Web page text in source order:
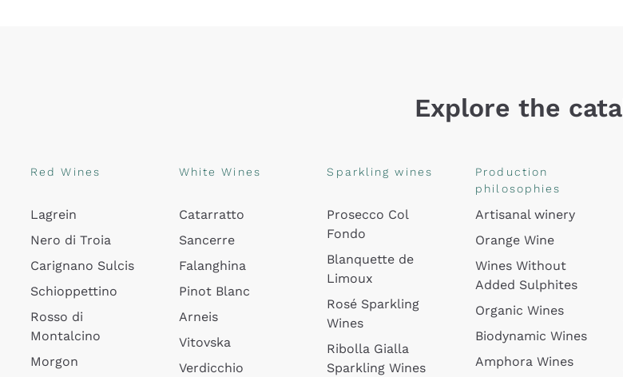
Explore the
Red Wines
Lagrein
Nero di Troia
Carignano Sulcis
Schioppettino
Rosso di
Montalcino
Morgon
White Wines
Catarratto
Sancerre
Falanghina
Pinot Blanc
Arneis
Vitovska
Verdicchio
Sparkling wines
Prosecco Col
Fondo
Blanquette de
Limoux
Rosé Sparkling
Wines
Ribolla Gialla
Sparkling Wines
Production
philosophies
Artisanal winery
Orange Wine
Wines Without
Added Sulphites
Organic Wines
Biodynamic Wines
Amphora Wines